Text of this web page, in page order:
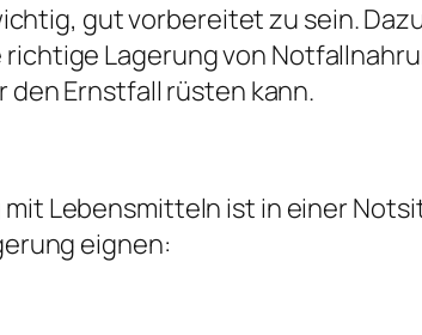
gut vorbereitet zu sein.
richtige Lagerung von
den Ernstfall rüsten kann.
Lebensmitteln ist in einer
eignen: